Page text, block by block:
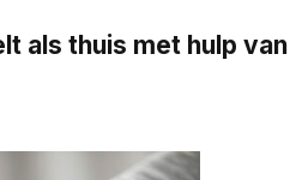
als thuis met hulp van